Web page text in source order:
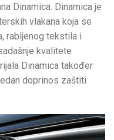
Dinamica. Dinamica je
vlakana koja se
rabljenog tekstila i
kvalitete
Dinamica također
doprinos zaštiti